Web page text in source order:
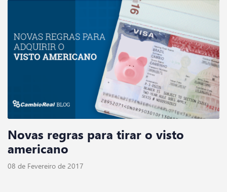
Novas regras para tirar o visto
americano
08 de Fevereiro de 2017